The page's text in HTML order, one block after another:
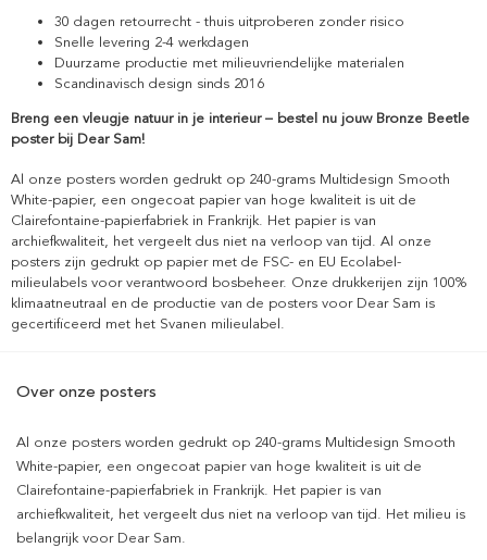
30 dagen retourrecht - thuis uitproberen zonder risico
Snelle levering 2-4 werkdagen
Duurzame productie met milieuvriendelijke materialen
Scandinavisch design sinds 2016
Breng een vleugje natuur in je interieur – bestel nu jouw Bronze Beetle
poster bij Dear Sam!
Al onze posters worden gedrukt op 240-grams Multidesign Smooth
White-papier, een ongecoat papier van hoge kwaliteit is uit de
Clairefontaine-papierfabriek in Frankrijk. Het papier is van
archiefkwaliteit, het vergeelt dus niet na verloop van tijd. Al onze
posters zijn gedrukt op papier met de FSC- en EU Ecolabel-
milieulabels voor verantwoord bosbeheer. Onze drukkerijen zijn 100%
klimaatneutraal en de productie van de posters voor Dear Sam is
gecertificeerd met het Svanen milieulabel.
Over onze posters
Al onze posters worden gedrukt op 240-grams Multidesign Smooth
White-papier, een ongecoat papier van hoge kwaliteit is uit de
Clairefontaine-papierfabriek in Frankrijk. Het papier is van
archiefkwaliteit, het vergeelt dus niet na verloop van tijd. Het milieu is
belangrijk voor Dear Sam.